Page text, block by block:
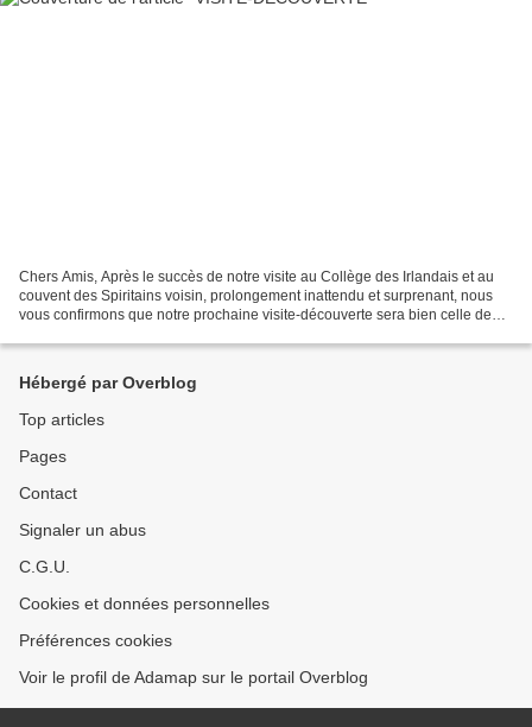
Chers Amis, Après le succès de notre visite au Collège des Irlandais et au
couvent des Spiritains voisin, prolongement inattendu et surprenant, nous
vous confirmons que notre prochaine visite-découverte sera bien celle de
Hébergé par Overblog
Top articles
Pages
Contact
Signaler un abus
C.G.U.
Cookies et données personnelles
Préférences cookies
Voir le profil de Adamap sur le portail Overblog